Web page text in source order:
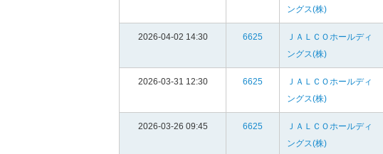
ングス(株)
2026-04-02 14:30 6625
ＪＡＬＣＯホールディ
ングス(株)
2026-03-31 12:30 6625
ＪＡＬＣＯホールディ
ングス(株)
2026-03-26 09:45 6625
ＪＡＬＣＯホールディ
ングス(株)